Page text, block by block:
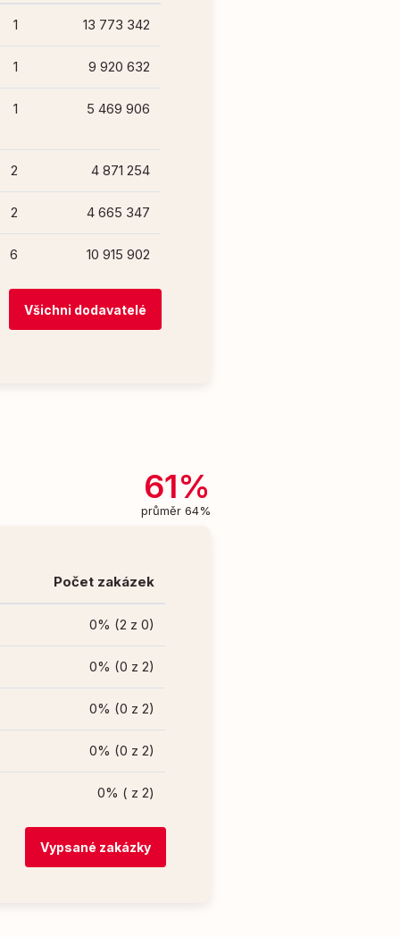
1 13 773 342
1 9 920 632
1 5 469 906
2 4 871 254
2 4 665 347
6 10 915 902
Všichni dodavatelé
61%
průměr 64%
Počet zakázek
0% (2 z 0)
0% (0 z 2)
0% (0 z 2)
0% (0 z 2)
0% ( z 2)
Vypsané zakázky